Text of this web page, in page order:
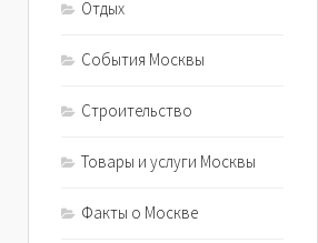
Отдых
События Москвы
Строительство
Товары и услуги Москвы
Факты о Москве